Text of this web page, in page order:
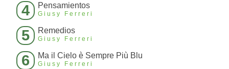
4 Pensamientos
Giusy Ferreri
5 Remedios
Giusy Ferreri
6 Ma il Cielo è Sempre Più Blu
Giusy Ferreri